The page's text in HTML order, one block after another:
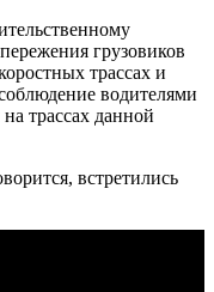
грузовиков
трассах и
водителями
трассах данной
встретились